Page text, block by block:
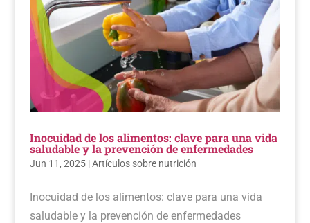
Inocuidad de los alimentos: clave para una vida
saludable y la prevención de enfermedades
Jun 11, 2025|Artículos sobre nutrición
Inocuidad de los alimentos: clave para una vida
saludable y la prevención de enfermedades